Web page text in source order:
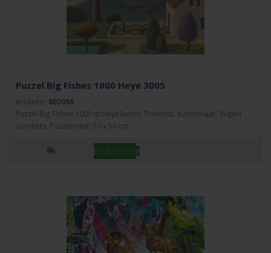
Puzzel Big Fishes 1000 Heye 3005
Artikelnr: 803056
Puzzel Big Fishes 1000 st.HeyeSeries; Timeless. Kunstenaar; Evgeni
Gordiets. Puzzelmaat; 70 x 50 cm...